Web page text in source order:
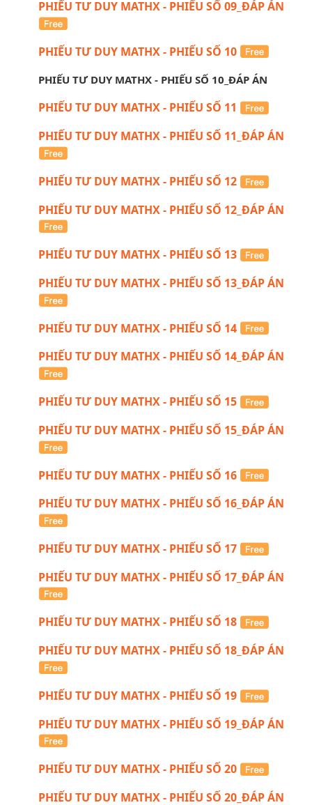
PHIẾU TƯ DUY MATHX - PHIẾU SỐ 09_ĐÁP ÁN
PHIẾU TƯ DUY MATHX - PHIẾU SỐ 10
PHIẾU TƯ DUY MATHX - PHIẾU SỐ 10_ĐÁP ÁN
PHIẾU TƯ DUY MATHX - PHIẾU SỐ 11
PHIẾU TƯ DUY MATHX - PHIẾU SỐ 11_ĐÁP ÁN
PHIẾU TƯ DUY MATHX - PHIẾU SỐ 12
PHIẾU TƯ DUY MATHX - PHIẾU SỐ 12_ĐÁP ÁN
PHIẾU TƯ DUY MATHX - PHIẾU SỐ 13
PHIẾU TƯ DUY MATHX - PHIẾU SỐ 13_ĐÁP ÁN
PHIẾU TƯ DUY MATHX - PHIẾU SỐ 14
PHIẾU TƯ DUY MATHX - PHIẾU SỐ 14_ĐÁP ÁN
PHIẾU TƯ DUY MATHX - PHIẾU SỐ 15
PHIẾU TƯ DUY MATHX - PHIẾU SỐ 15_ĐÁP ÁN
PHIẾU TƯ DUY MATHX - PHIẾU SỐ 16
PHIẾU TƯ DUY MATHX - PHIẾU SỐ 16_ĐÁP ÁN
PHIẾU TƯ DUY MATHX - PHIẾU SỐ 17
PHIẾU TƯ DUY MATHX - PHIẾU SỐ 17_ĐÁP ÁN
PHIẾU TƯ DUY MATHX - PHIẾU SỐ 18
PHIẾU TƯ DUY MATHX - PHIẾU SỐ 18_ĐÁP ÁN
PHIẾU TƯ DUY MATHX - PHIẾU SỐ 19
PHIẾU TƯ DUY MATHX - PHIẾU SỐ 19_ĐÁP ÁN
PHIẾU TƯ DUY MATHX - PHIẾU SỐ 20
PHIẾU TƯ DUY MATHX - PHIẾU SỐ 20_ĐÁP ÁN